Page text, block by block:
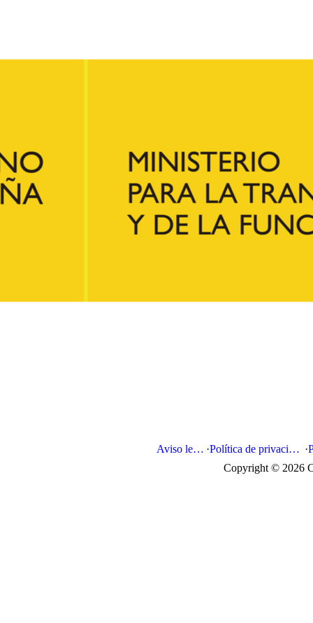
Copyright © 2026
Aviso legal · Política de privacidad ·